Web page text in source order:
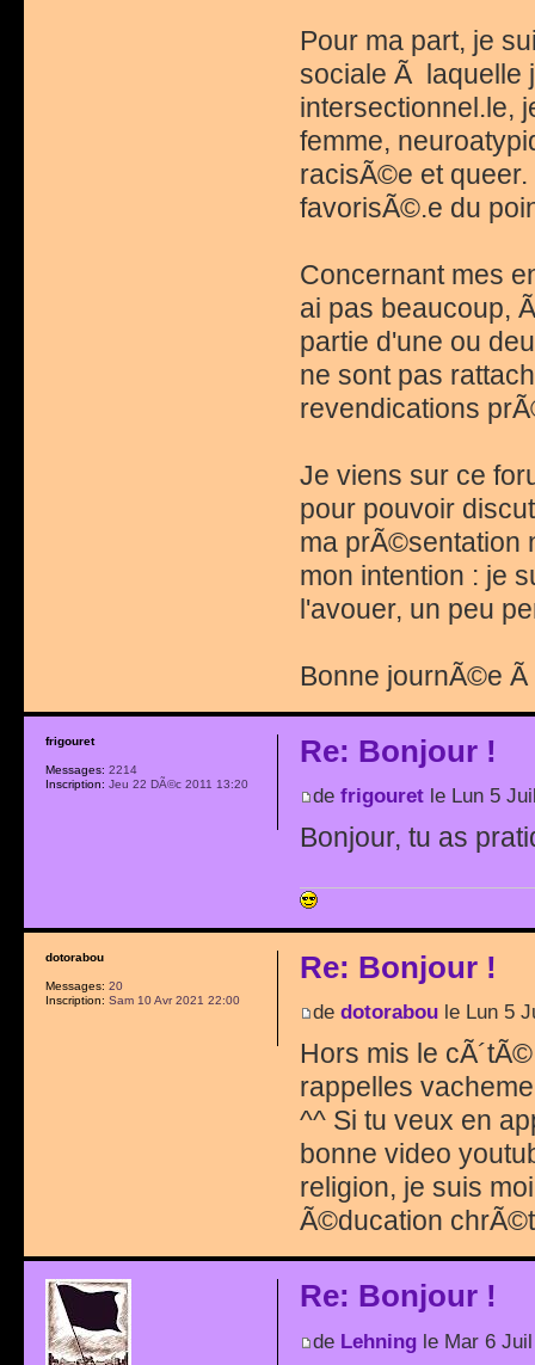
Pour ma part, je
sociale Ã laquelle
intersectionnel.le,
femme,
racisÃ©e et queer.
favorisÃ©.e du
Concernant mes
ai pas beaucoup,
partie d'une ou
ne sont pas
revendications
Je viens sur ce
pour pouvoir
ma prÃ©sentation
mon intention : je
l'avouer, un peu
Bonne journÃ©e
Re: Bonjour !
de frigouretle Lun 5
Bonjour, tu as
frigouret
Messages: 2214
Inscription: Jeu 22 DÃ©c 2011 13:20
Re: Bonjour !
de dotoraboule Lun 5
Hors mis le
rappelles
^^ Si tu veux en
bonne video
religion, je suis
Ã©ducation
dotorabou
Messages: 20
Inscription: Sam 10 Avr 2021 22:00
Re: Bonjour !
de Lehningle Mar 6 Juil